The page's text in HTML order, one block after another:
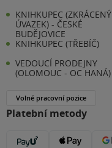
KNIHKUPEC (ZKRÁCENÝ
ÚVAZEK) - ČESKÉ
BUDĚJOVICE
KNIHKUPEC (TŘEBÍČ)
VEDOUCÍ PRODEJNY
(OLOMOUC - OC HANÁ)
Volné pracovní pozice
Platební metody